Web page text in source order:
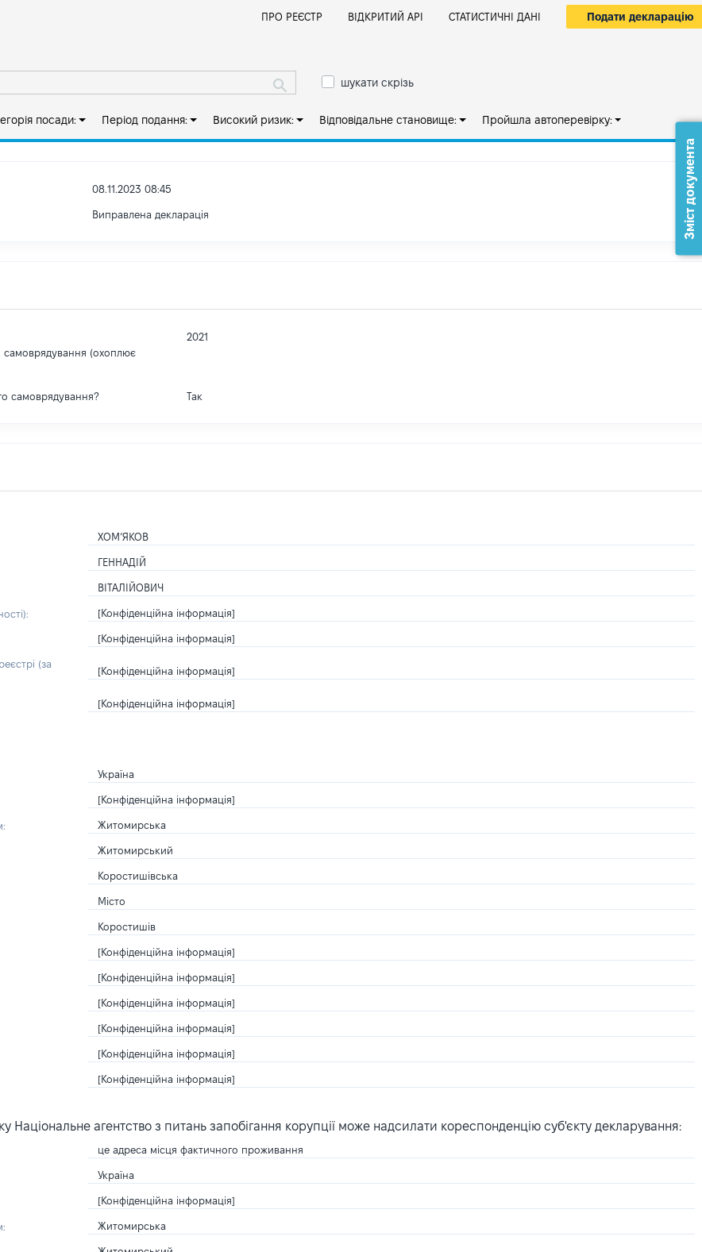
ПРО РЕЄСТР ВІДКРИТИЙ АРІ СТАТИСТИЧНІ ДАНІ Подати декларацію
шукати скрізь
посади: Період подання: Високий ризик: Відповідальне становище: Пройшла автоперевірку:
08.11.2023 08:45
Виправлена декларація
самоврядування (охоплює
2021
самоврядування? Так
ХОМ’ЯКОВ
ГЕННАДІЙ
ВІТАЛІЙОВИЧ
[Конфіденційна інформація]
[Конфіденційна інформація]
(за
[Конфіденційна інформація]
[Конфіденційна інформація]
Україна
[Конфіденційна інформація]
Житомирська
Житомирський
Коростишівська
Місто
Коростишів
[Конфіденційна інформація]
[Конфіденційна інформація]
[Конфіденційна інформація]
[Конфіденційна інформація]
[Конфіденційна інформація]
[Конфіденційна інформація]
агентство з питань запобігання корупції може надсилати кореспонденцію суб'єкту декларування:
це адреса місця фактичного проживання
Україна
[Конфіденційна інформація]
Житомирська
Зміст документа